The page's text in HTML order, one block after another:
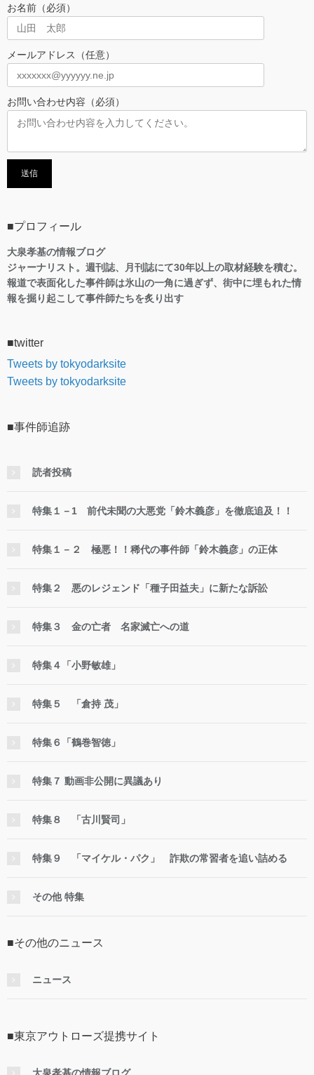
お名前（必須）
メールアドレス（任意）
お問い合わせ内容（必須）
■プロフィール
大泉孝基の情報ブログ
ジャーナリスト。週刊誌、月刊誌にて30年以上の取材経験を積む。
報道で表面化した事件師は氷山の一角に過ぎず、街中に埋もれた情
報を掘り起こして事件師たちを炙り出す
■twitter
Tweets by tokyodarksite
Tweets by tokyodarksite
■事件師追跡
読者投稿
特集１－1 前代未聞の大悪党「鈴木義彦」を徹底追及！！
特集１－２ 極悪！！稀代の事件師「鈴木義彦」の正体
特集２ 悪のレジェンド「種子田益夫」に新たな訴訟
特集３ 金の亡者 名家滅亡への道
特集４「小野敏雄」
特集５ 「倉持 茂」
特集６「鶴巻智徳」
特集７ 動画非公開に異議あり
特集８ 「古川賢司」
特集９ 「マイケル・パク」 詐欺の常習者を追い詰める
その他 特集
■その他のニュース
ニュース
■東京アウトローズ提携サイト